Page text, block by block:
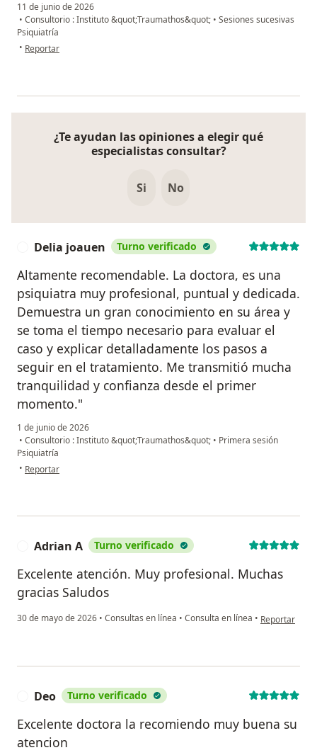
11 de junio de 2026
• Consultorio : Instituto &quot;Traumathos&quot; • Sesiones sucesivas
Psiquiatría
• en opinión del usuario Lorena vera
Reportar
¿Te ayudan las opiniones a elegir qué
especialistas consultar?
Si No
Delia joauen Turno verificado
Altamente recomendable. La doctora, es una
psiquiatra muy profesional, puntual y dedicada.
Demuestra un gran conocimiento en su área y
se toma el tiempo necesario para evaluar el
caso y explicar detalladamente los pasos a
seguir en el tratamiento. Me transmitió mucha
tranquilidad y confianza desde el primer
momento."
1 de junio de 2026
• Consultorio : Instituto &quot;Traumathos&quot; • Primera sesión
Psiquiatría
• en opinión del usuario Delia joauen
Reportar
Adrian A Turno verificado
Excelente atención. Muy profesional. Muchas
gracias Saludos
30 de mayo de 2026 • Consultas en línea • Consulta en línea • en opinión
Reportar
Deo Turno verificado
Excelente doctora la recomiendo muy buena su
atencion